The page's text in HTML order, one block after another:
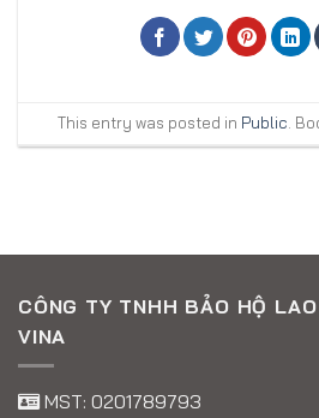
This entry was posted in Public .
CÔNG TY TNHH BẢO HỘ
VINA
MST: 0201789793